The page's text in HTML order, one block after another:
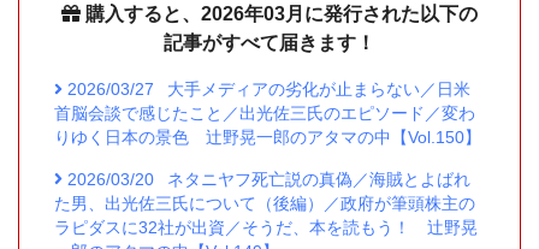
購入すると、2026年03月に発行された以下の
記事がすべて届きます！
2026/03/27
大手メディアの劣化が止まらない／日米
首脳会談で感じたこと／出光佐三氏のエピソード／変わ
りゆく日本の景色 辻野晃一郎のアタマの中【Vol.150】
2026/03/20
ネタニヤフ死亡説の真偽／海賊とよばれ
た男、出光佐三氏について（後編）／政府が筆頭株主の
ラピダスに32社が出資／そうだ、本を読もう！ 辻野晃